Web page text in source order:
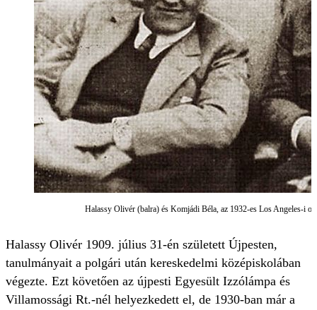
Halassy Olivér (balra) és Komjádi Béla, az 1932-es Los Angeles-i
Halassy Olivér 1909. július 31-én született Újpesten,
tanulmányait a polgári után kereskedelmi középiskolában
végezte. Ezt követően az újpesti Egyesült Izzólámpa és
Villamossági Rt.-nél helyezkedett el, de 1930-ban már a